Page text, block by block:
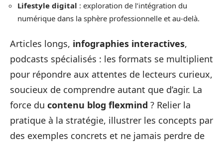
Lifestyle digital : exploration de l’intégration du
numérique dans la sphère professionnelle et au-delà.
Articles longs, infographies interactives,
podcasts spécialisés : les formats se multiplient
pour répondre aux attentes de lecteurs curieux,
soucieux de comprendre autant que d’agir. La
force du contenu blog flexmind ? Relier la
pratique à la stratégie, illustrer les concepts par
des exemples concrets et ne jamais perdre de